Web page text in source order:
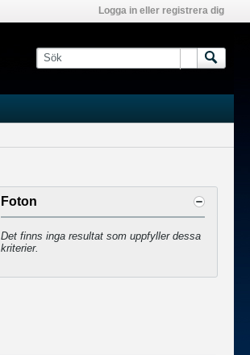
Logga in eller registrera dig
Foton
Det finns inga resultat som uppfyller dessa
kriterier.